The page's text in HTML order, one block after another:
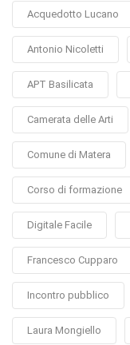
Acquedotto Lucano
Antonio Nicoletti
APT Basilicata
Camerata delle Arti
Comune di Matera
Corso di formazione
Digitale Facile
Francesco Cupparo
Incontro pubblico
Laura Mongiello